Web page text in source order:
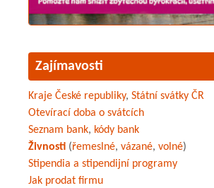
Zajímavosti
Kraje České republiky, Státní svátky ČR
Otevírací doba o svátcích
Seznam bank, kódy bank
Živnosti (řemeslné, vázané, volné)
Stipendia a stipendijní programy
Jak prodat firmu